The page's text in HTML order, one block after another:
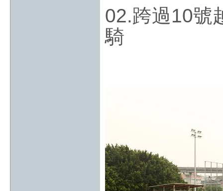
02.跨過10號
騎